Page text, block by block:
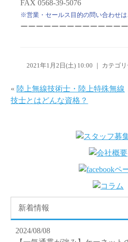
FAX 0568-39-5076
※営業・セールス目的の問い合わせは
ーーーーーーーーーーーーー
2021年1月2日(土) 10:00 ｜ カテゴリ
« 陸上無線技術士・陸上特殊無線
技士とはどんな資格？
新着情報
2024/08/08